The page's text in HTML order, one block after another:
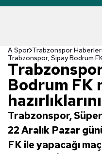
A Spor Trabzonspor Haberleri
Trabzonspor, Sipay Bodrum FK
Bodrum FK
Trabzonspor,
22 Aralık Pazar
FK ile yapacağı